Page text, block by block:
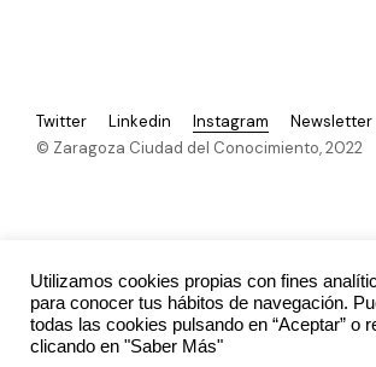
Twitter Linkedin Instagram
Newsletter
© Zaragoza Ciudad del Conocimiento, 2022
Socia oficial de la New European
Utilizamos cookies propias con fines
para conocer tus hábitos de navegación.
todas las cookies pulsando en “Aceptar” o
clicando en "Saber Más"